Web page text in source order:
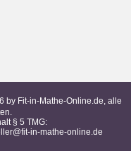
by Fit-in-Mathe-Online.de, alle
§ 5 TMG:
in-mathe-online.de